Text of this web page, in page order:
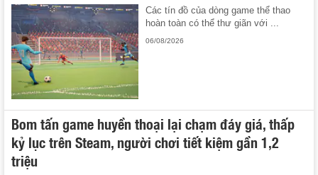
Các tín đồ của dòng game thể thao
hoàn toàn có thể thư giãn với ...
06/08/2026
Bom tấn game huyền thoại lại chạm đáy giá, thấp
kỷ lục trên Steam, người chơi tiết kiệm gần 1,2
triệu